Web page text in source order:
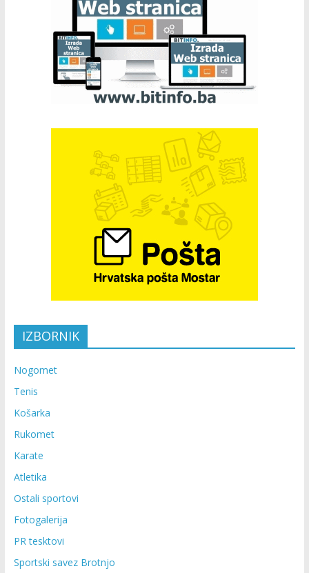
IZBORNIK
Nogomet
Tenis
Košarka
Rukomet
Karate
Atletika
Ostali sportovi
Fotogalerija
PR tesktovi
Sportski savez Brotnjo